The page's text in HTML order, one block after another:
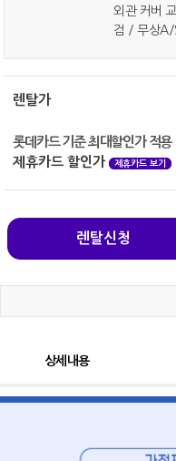
외관 커버
검 / 무상A/
렌탈가
롯데카드 기준 최대할인가 적용
제휴카드 할인가
제휴카드 보기
렌탈신청
상세내용